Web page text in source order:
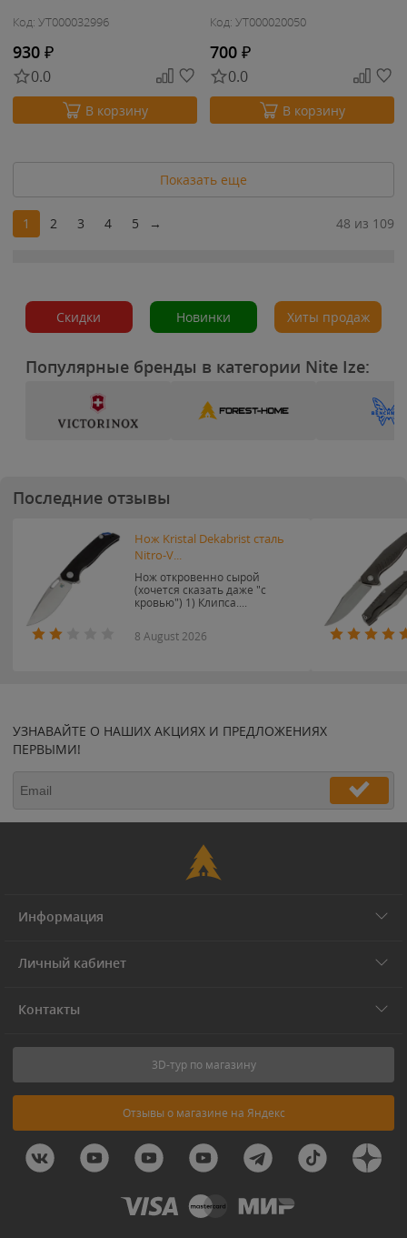
Код: УТ000032996
930 ₽
0.0
В корзину
Код: УТ000020050
700 ₽
0.0
В корзину
Показать еще
1 2 3 4 5 → 48 из 109
Скидки Новинки Хиты продаж
Популярные бренды в категории Nite Ize:
Последние отзывы
Нож Kristal Dekabrist сталь
Nitro-V...
Нож откровенно сырой
(хочется сказать даже "с
кровью") 1) Клипса....
8 August 2026
УЗНАВАЙТЕ О НАШИХ АКЦИЯХ И ПРЕДЛОЖЕНИЯХ
ПЕРВЫМИ!
Информация
Личный кабинет
Контакты
3D-тур по магазину
Отзывы о магазине на Яндекс